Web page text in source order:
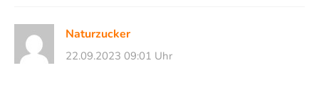
Naturzucker
22.09.2023 09:01 Uhr